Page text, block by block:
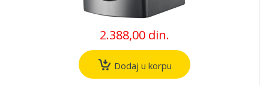
2.388,00 din.
Dodaj u korpu